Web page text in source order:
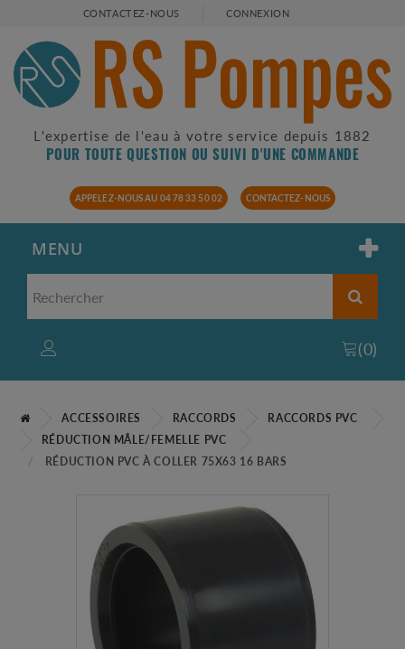
CONTACTEZ-NOUS CONNEXION
L'expertise de l'eau à votre service depuis 1882
POUR TOUTE QUESTION OU SUIVI D'UNE COMMANDE
APPELEZ-NOUS AU 04 78 33 50 02 CONTACTEZ-NOUS
MENU
(0)
ACCESSOIRES RACCORDS
RACCORDS PVC
RÉDUCTION MÂLE/FEMELLE PVC
RÉDUCTION PVC À COLLER 75X63 16 BARS